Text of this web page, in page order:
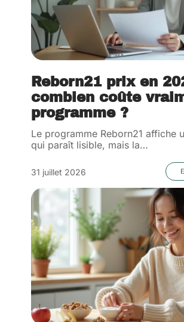
Reborn21 prix en
combien coûte
programme ?
Le programme Reborn21 affiche
qui paraît lisible, mais la…
31 juillet 2026